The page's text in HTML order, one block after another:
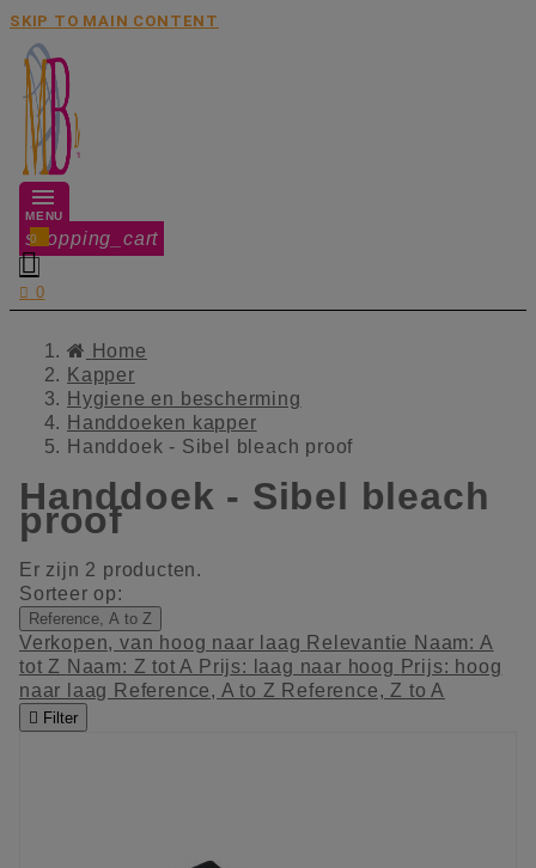
SKIP TO MAIN CONTENT
MENU
shopping_cart
0

 0
Home
Kapper
Hygiene en bescherming
Handdoeken kapper
Handdoek - Sibel bleach proof
Handdoek - Sibel bleach
proof
Er zijn 2 producten.
Sorteer op:
Reference, A to Z
Verkopen, van hoog naar laag Relevantie Naam: A
tot Z Naam: Z tot A Prijs: laag naar hoog Prijs: hoog
naar laag Reference, A to Z Reference, Z to A
 Filter